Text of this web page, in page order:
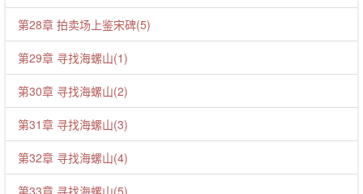
第28章 拍卖场上鉴宋碑(5)
第29章 寻找海螺山(1)
第30章 寻找海螺山(2)
第31章 寻找海螺山(3)
第32章 寻找海螺山(4)
第33章 寻找海螺山(5)